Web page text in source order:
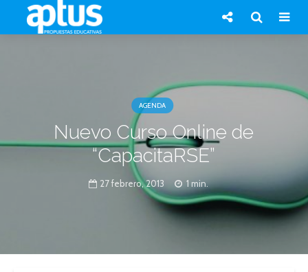
AGENDA
Nuevo Curso Online de
“CapacitaRSE”
27 febrero, 2013 1 min.